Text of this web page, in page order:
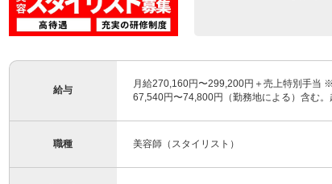
給与
月給270,160円〜299,200円＋売上特別手当
67,540円〜74,800円（勤務地による）含む
職種 美容師（スタイリスト）